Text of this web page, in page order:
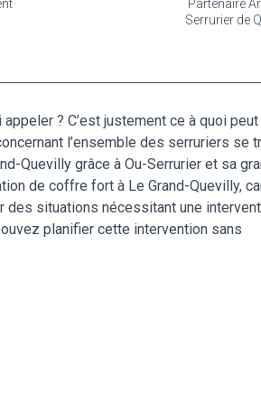
Partenaire
Serrurier de
? C’est justement ce à quoi
l’ensemble des serruriers se
Quevilly grâce à Ou-Serrurier et sa
de coffre fort à Le Grand-Quevilly,
situations nécessitant une
planifier cette intervention sans